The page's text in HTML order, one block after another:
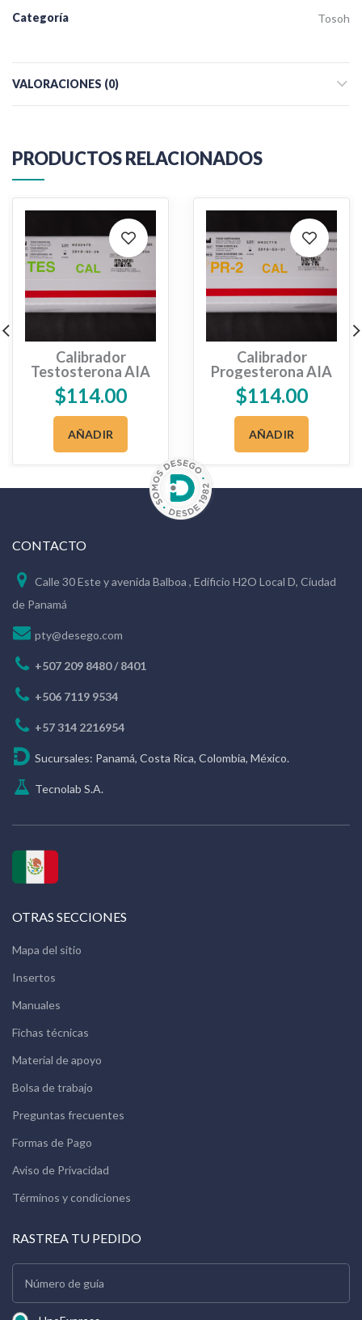
Categoría Tosoh
VALORACIONES (0)
PRODUCTOS RELACIONADOS
Calibrador
Testosterona AIA
$114.00
AÑADIR
Calibrador
Progesterona AIA
$114.00
AÑADIR
CONTACTO
Calle 30 Este y avenida Balboa , Edificio H2O Local D, Ciudad
de Panamá
pty@desego.com
+507 209 8480 / 8401
+506 7119 9534
+57 314 2216954
Sucursales: Panamá, Costa Rica, Colombia, México.
Tecnolab S.A.
OTRAS SECCIONES
Mapa del sitio
Insertos
Manuales
Fichas técnicas
Material de apoyo
Bolsa de trabajo
Preguntas frecuentes
Formas de Pago
Aviso de Privacidad
Términos y condiciones
RASTREA TU PEDIDO